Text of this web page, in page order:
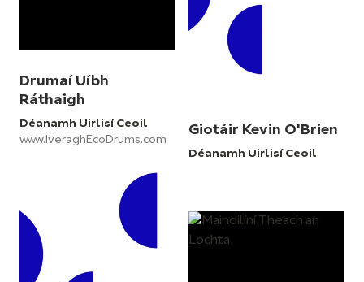
Drumaí Uíbh
Ráthaigh
Déanamh Uirlisí Ceoil
www.IveraghEcoDrums.com
Giotáir Kevin O'Brien
Déanamh Uirlisí Ceoil